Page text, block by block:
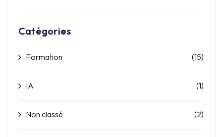
Catégories
Formation (15)
IA (1)
Non classé (2)